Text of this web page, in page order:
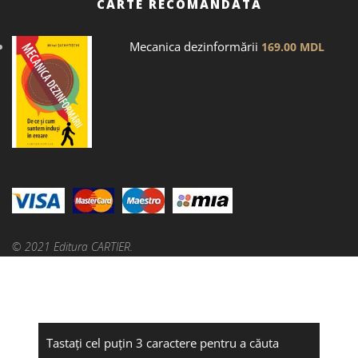
CARTE RECOMANDATĂ
Mecanica dezinformării 169.00 MDL
© 2021 Editura CARTIER.